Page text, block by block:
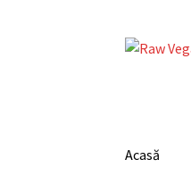
Skip
Skip
Acasă